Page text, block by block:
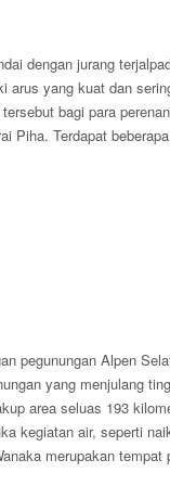
dengan jurang
arus yang kuat dan
bagi para
Piha. Terdapat
pegunungan Alpen
yang menjulang
area seluas 193
kegiatan air, seperti
merupakan